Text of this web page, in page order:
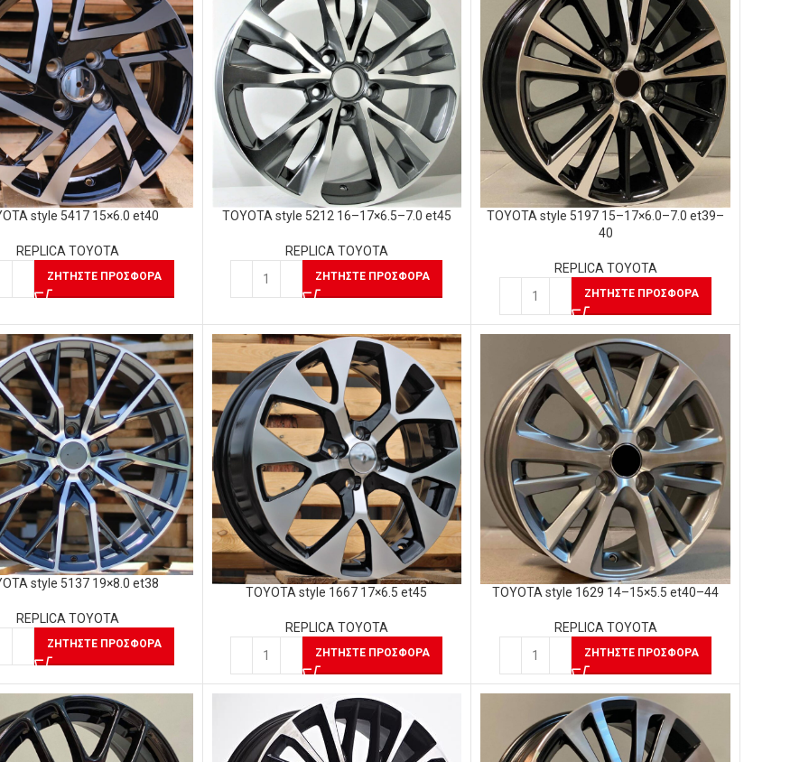
style 5417 15×6.0 et40
REPLICA TOYOTA
ΖΗΤΉΣΤΕ ΠΡΟΣΦΟΡΆ
TOYOTA style 5212 16–17×6.5–7.0 et45
REPLICA TOYOTA
ΖΗΤΉΣΤΕ ΠΡΟΣΦΟΡΆ
TOYOTA style 5197 15–17×6.0–7.0 et39–
40
REPLICA TOYOTA
ΖΗΤΉΣΤΕ ΠΡΟΣΦΟΡΆ
style 5137 19×8.0 et38
REPLICA TOYOTA
ΖΗΤΉΣΤΕ ΠΡΟΣΦΟΡΆ
TOYOTA style 1667 17×6.5 et45
REPLICA TOYOTA
ΖΗΤΉΣΤΕ ΠΡΟΣΦΟΡΆ
TOYOTA style 1629 14–15×5.5 et40–44
REPLICA TOYOTA
ΖΗΤΉΣΤΕ ΠΡΟΣΦΟΡΆ